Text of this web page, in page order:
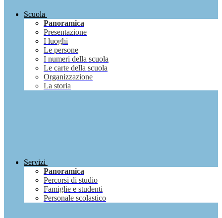
Scuola
Panoramica
Presentazione
I luoghi
Le persone
I numeri della scuola
Le carte della scuola
Organizzazione
La storia
Servizi
Panoramica
Percorsi di studio
Famiglie e studenti
Personale scolastico